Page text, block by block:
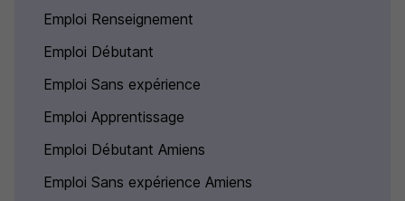
Emploi Renseignement
Emploi Débutant
Emploi Sans expérience
Emploi Apprentissage
Emploi Débutant Amiens
Emploi Sans expérience Amiens